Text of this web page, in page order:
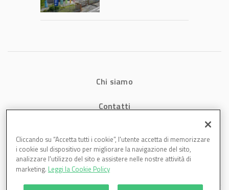
Chi siamo
Contatti
Cookies
Cliccando su “Accetta tutti i cookie”, l'utente accetta di memorizzare
i cookie sul dispositivo per migliorare la navigazione del sito,
analizzare l'utilizzo del sito e assistere nelle nostre attività di
marketing. Leggi la Cookie Policy